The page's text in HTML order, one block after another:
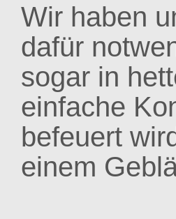
Wir haben
dafür
sogar in
einfache
befeuert
einem